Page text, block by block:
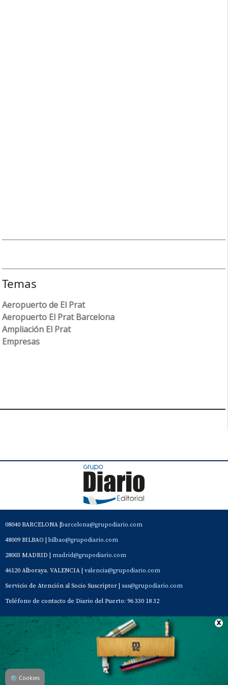
Temas
Aeropuerto de El Prat
Aeropuerto El Prat Barcelona
Ampliación El Prat
Empresas
08040 BARCELONA | barcelona@grupodiario.com
48009 BILBAO | bilbao@grupodiario.com
28003 MADRID | madrid@grupodiario.com
46120 Alboraya. VALENCIA | valencia@grupodiario.com
Servicio de Atención al Socio Suscriptor | sas@grupodiario.com
Teléfono de contacto de Diario del Puerto: 96 330 18 32
Contacto Aviso Legal Quiénes somos Política de privacidad
⚙ Cookies